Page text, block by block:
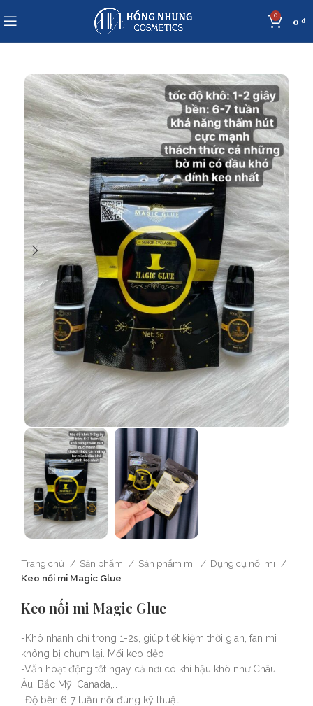
0 0 ₫
Trang chủ Sản phẩm Sản phẩm mi
Dụng cụ nối mi
Keo nối mi Magic Glue
Keo nối mi Magic Glue
-Khô nhanh chỉ trong 1-2s, giúp tiết kiệm thời gian, fan mi
không bị chụm lại. Mối keo dẻo
-Vẫn hoạt động tốt ngay cả nơi có khí hậu khô như Châu
Âu, Bắc Mỹ, Canada,…
-Độ bền 6-7 tuần nối đúng kỹ thuật